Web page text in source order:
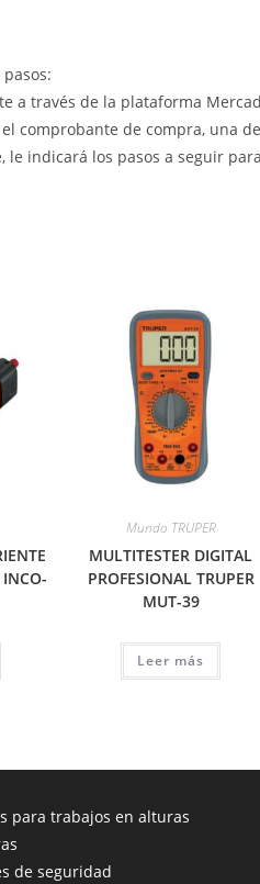
a través de la plataforma
comprobante de compra, una
indicará los pasos a seguir
INCO-
Mundo TRUPER
MULTITESTER DIGITAL
PROFESIONAL TRUPER
MUT-39
Leer más
para trabajos en alturas
de seguridad